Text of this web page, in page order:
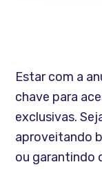
Estar com a
chave para
exclusivas.
aproveitando
ou garantindo